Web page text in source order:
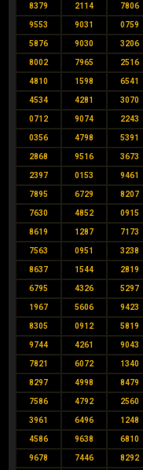
8379 2114 7806
9553 9031 0759
5876 9030 3206
8002 7965 2516
4810 1598 6541
4534 4281 3070
0712 9074 2243
0356 4798 5391
2868 9516 3673
2397 0153 9461
7895 6729 8207
7630 4852 0915
8619 1287 7173
7563 0951 3238
8637 1544 2819
6795 4326 5297
1967 5606 9423
8305 0912 5819
9744 4261 9043
7821 6072 1340
8297 4998 8479
7586 4792 2560
3961 6496 1248
4586 9638 6810
9678 7446 8292